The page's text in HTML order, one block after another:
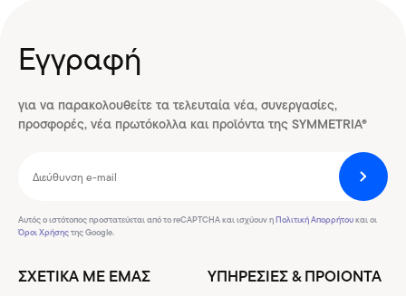
Εγγραφή
για να παρακολουθείτε τα τελευταία νέα, συνεργασίες,
προσφορές, νέα πρωτόκολλα και προϊόντα της SYMMETRIA®
Αυτός ο ιστότοπος προστατεύεται από το reCAPTCHA και ισχύουν ηΠολιτική Απορρήτουκαι οι
Όροι Χρήσηςτης Google.
ΣΧΕΤΙΚΑ ΜΕ ΕΜΑΣ ΥΠΗΡΕΣΙΕΣ & ΠΡΟΙΟΝΤΑ